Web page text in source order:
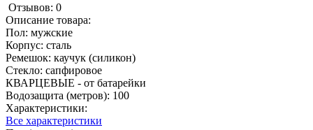
Отзывов: 0
Описание товара:
Пол: мужские
Корпус: сталь
Ремешок: каучук (силикон)
Стекло: сапфировое
КВАРЦЕВЫЕ - от батарейки
Водозащита (метров): 100
Характеристики:
Все характеристики